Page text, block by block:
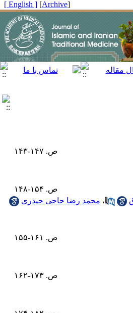
[
Archive
]
[ English ]
ص. ۱۴۷-۱۴۳
ص. ۱۵۴-۱۴۸
، محمد رضا حاجی حیدری
ص. ۱۶۱-۱۵۵
ص. ۱۷۳-۱۶۲